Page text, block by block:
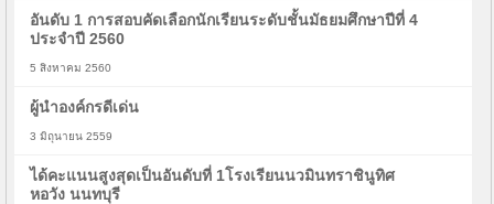
อันดับ 1 การสอบคัดเลือกนักเรียนระดับชั้นมัธยมศึกษาปีที่ 4
ประจำปี 2560
5 สิงหาคม 2560
ผู้นำองค์กรดีเด่น
3 มิถุนายน 2559
ได้คะแนนสูงสุดเป็นอันดับที่ 1โรงเรียนนวมินทราชินูทิศ
หอวัง นนทบุรี